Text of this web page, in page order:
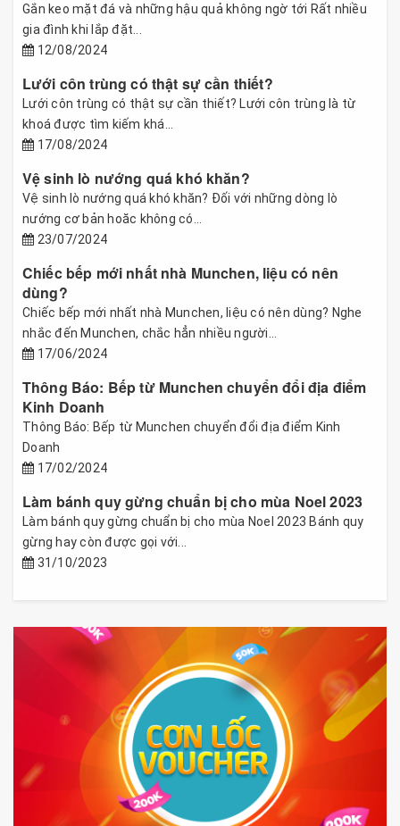
Gắn keo mặt đá và những hậu quả không ngờ tới Rất nhiều
gia đình khi lắp đặt...
12/08/2024
Lưới côn trùng có thật sự cần thiết?
Lưới côn trùng có thật sự cần thiết? Lưới côn trùng là từ
khoá được tìm kiếm khá...
17/08/2024
Vệ sinh lò nướng quá khó khăn?
Vệ sinh lò nướng quá khó khăn? Đối với những dòng lò
nướng cơ bản hoăc không có...
23/07/2024
Chiếc bếp mới nhất nhà Munchen, liệu có nên
dùng?
Chiếc bếp mới nhất nhà Munchen, liệu có nên dùng? Nghe
nhắc đến Munchen, chắc hẳn nhiều người...
17/06/2024
Thông Báo: Bếp từ Munchen chuyển đổi địa điểm
Kinh Doanh
Thông Báo: Bếp từ Munchen chuyển đổi địa điểm Kinh
Doanh
17/02/2024
Làm bánh quy gừng chuẩn bị cho mùa Noel 2023
Làm bánh quy gừng chuẩn bị cho mùa Noel 2023 Bánh quy
gừng hay còn được gọi với...
31/10/2023